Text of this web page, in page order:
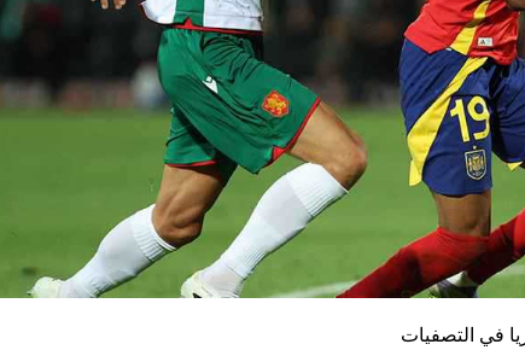
في التصفيات